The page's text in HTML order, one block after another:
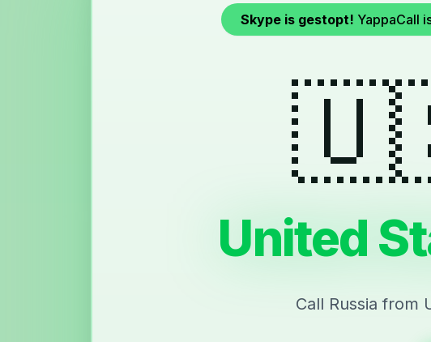
Skype is gestopt! YappaCall
United
Call Russia from